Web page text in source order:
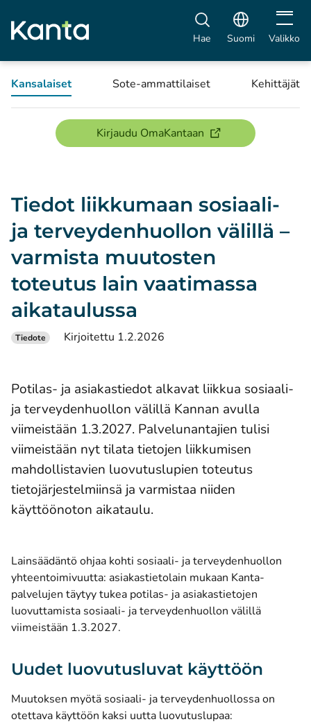
Hae Suomi Avaa
Valikko
Kansalaiset Sote-ammattilaiset Kehittäjät
Kirjaudu OmaKantaan(avautuu uuteen
Tiedot liikkumaan sosiaali-
ja terveydenhuollon välillä –
varmista muutosten
toteutus lain vaatimassa
aikataulussa
Tiedote Kirjoitettu 1.2.2026
Potilas- ja asiakastiedot alkavat liikkua sosiaali-
ja terveydenhuollon välillä Kannan avulla
viimeistään 1.3.2027. Palvelunantajien tulisi
viimeistään nyt tilata tietojen liikkumisen
mahdollistavien luovutuslupien toteutus
tietojärjestelmiinsä ja varmistaa niiden
käyttöönoton aikataulu.
Lainsäädäntö ohjaa kohti sosiaali- ja terveydenhuollon
yhteentoimivuutta: asiakastietolain mukaan Kanta-
palvelujen täytyy tukea potilas- ja asiakastietojen
luovuttamista sosiaali- ja terveydenhuollon välillä
viimeistään 1.3.2027.
Uudet luovutusluvat käyttöön
Muutoksen myötä sosiaali- ja terveydenhuollossa on
otettava käyttöön kaksi uutta luovutuslupaa: